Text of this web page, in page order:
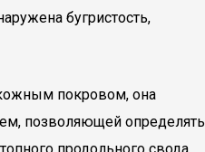
бугристость,
покровом, она
позволяющей определять